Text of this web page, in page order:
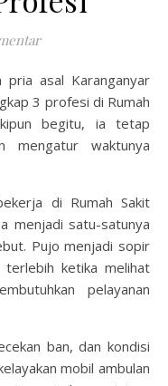
3 profesi di Rumah
begitu, ia tetap
mengatur waktunya
di Rumah Sakit
menjadi satu-satunya
Pujo menjadi sopir
terlebih ketika melihat
pelayanan
ban, dan kondisi
mobil ambulan